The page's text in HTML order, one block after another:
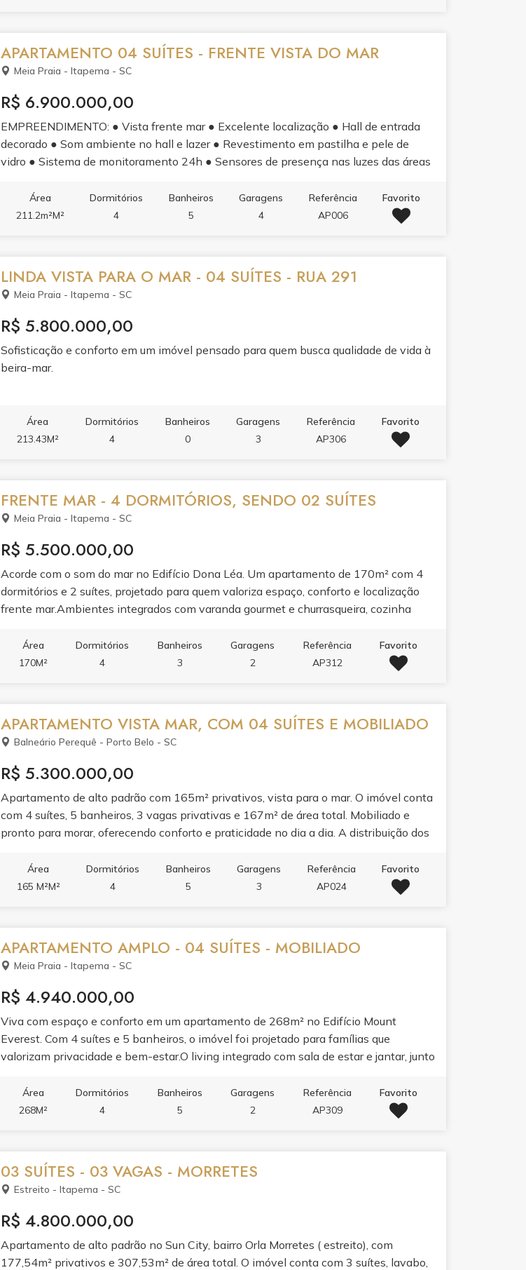
APARTAMENTO 04 SUÍTES - FRENTE VISTA DO MAR
Meia Praia - Itapema - SC
R$ 6.900.000,00
EMPREENDIMENTO: ● Vista frente mar ● Excelente localização ● Hall de entrada
decorado ● Som ambiente no hall e lazer ● Revestimento em pastilha e pele de
vidro ● Sistema de monitoramento 24h ● Sensores de presença nas luzes das áreas
medidores de água, luz e gás individuais ● Vaga privativa com infraestrutura para
carros elétricos ● 03 elevadores de última geração APARTAMENTO: ● 04 suítes,
exaustor elétrico ● Acabamento em gesso ● Piso vinílico nas áreas íntimas ● Piso
porcelanato nas áreas comuns ● Portas e rodapés laqueados em branco ● Tubulação
para ar condicionado tipo ?split? ● Infraestrutura para aquecimento a gás ● Antena
coletiva ● Medidores de água, luz e gás individuais ● Infraestrutura para aspiração
central ● Persianas integradas nas janelas.
Área
211.2m²M²
Dormitórios
4
Banheiros
5
Garagens
4
Referência
AP006
Favorito
LINDA VISTA PARA O MAR - 04 SUÍTES - RUA 291
Meia Praia - Itapema - SC
R$ 5.800.000,00
Sofisticação e conforto em um imóvel pensado para quem busca qualidade de vida à
beira-mar.
Área
213.43M²
Dormitórios
4
Banheiros
0
Garagens
3
Referência
AP306
Favorito
FRENTE MAR - 4 DORMITÓRIOS, SENDO 02 SUÍTES
Meia Praia - Itapema - SC
R$ 5.500.000,00
Acorde com o som do mar no Edifício Dona Léa. Um apartamento de 170m² com 4
dormitórios e 2 suítes, projetado para quem valoriza espaço, conforto e localização
frente mar.Ambientes integrados com varanda gourmet e churrasqueira, cozinha
condomínio completa a experiência com academia, sala de jogos, salão de festas e
espaço gourmet.Viva em um dos endereços mais desejados de Itapema, onde a praia
Área
170M²
Dormitórios
4
Banheiros
3
Garagens
2
Referência
AP312
Favorito
APARTAMENTO VISTA MAR, COM 04 SUÍTES E MOBILIADO
Balneário Perequê - Porto Belo - SC
R$ 5.300.000,00
Apartamento de alto padrão com 165m² privativos, vista para o mar. O imóvel conta
com 4 suítes, 5 banheiros, 3 vagas privativas e 167m² de área total. Mobiliado e
pronto para morar, oferecendo conforto e praticidade no dia a dia. A distribuição dos
para quem busca morar com qualidade de vida em frente à praia.
Área
165 M²M²
Dormitórios
4
Banheiros
5
Garagens
3
Referência
AP024
Favorito
APARTAMENTO AMPLO - 04 SUÍTES - MOBILIADO
Meia Praia - Itapema - SC
R$ 4.940.000,00
Viva com espaço e conforto em um apartamento de 268m² no Edifício Mount
Everest. Com 4 suítes e 5 banheiros, o imóvel foi projetado para famílias que
valorizam privacidade e bem-estar.O living integrado com sala de estar e jantar, junto
cozinha planejada em porcelanato e o apartamento bem mobiliado refletem
acabamento de alto padrão.Aproveite o lazer completo do edifício: piscina adulto e
Área
268M²
Dormitórios
4
Banheiros
5
Garagens
2
Referência
AP309
Favorito
03 SUÍTES - 03 VAGAS - MORRETES
Estreito - Itapema - SC
R$ 4.800.000,00
Apartamento de alto padrão no Sun City, bairro Orla Morretes ( estreito), com
177,54m² privativos e 307,53m² de área total. O imóvel conta com 3 suítes, lavabo,